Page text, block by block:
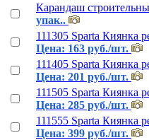
Карандаш
упак..
111305 Sparta Киянка
Цена: 163 руб./шт.
111405 Sparta Киянка
Цена: 201 руб./шт.
111505 Sparta Киянка
Цена: 285 руб./шт.
111555 Sparta Киянка
Цена: 399 руб./шт.